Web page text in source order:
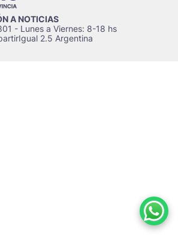
A NOTICIAS
- Lunes a Viernes: 8-18 hs
2.5 Argentina